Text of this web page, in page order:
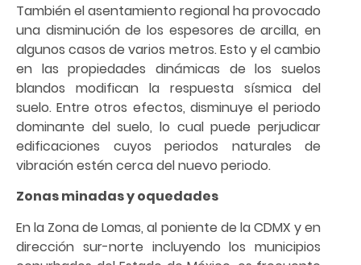
También el asentamiento regional ha provocado
una disminución de los espesores de arcilla, en
algunos casos de varios metros. Esto y el cambio
en las propiedades dinámicas de los suelos
blandos modifican la respuesta sísmica del
suelo. Entre otros efectos, disminuye el periodo
dominante del suelo, lo cual puede perjudicar
edificaciones cuyos periodos naturales de
vibración estén cerca del nuevo periodo.
Zonas minadas y oquedades
En la Zona de Lomas, al poniente de la CDMX y en
dirección sur-norte incluyendo los municipios